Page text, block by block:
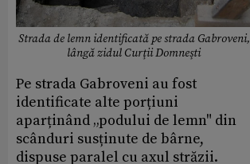
Strada de lemn identificată pe strada Gabroveni,
lângă zidul Curţii Domneşti
Pe strada Gabroveni au fost
identificate alte porțiuni
aparținând „podului de lemn" din
scânduri susținute de bârne,
dispuse paralel cu axul străzii.